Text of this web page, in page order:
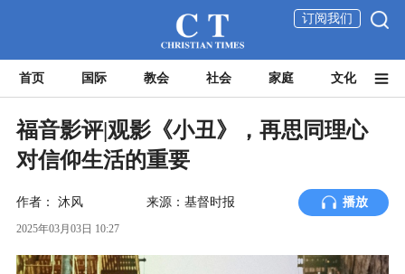
订阅我们
首页 国际 教会 社会 家庭 文化
福音影评|观影《小丑》，再思同理心
对信仰生活的重要
作者： 沐风 来源：基督时报 播放
2025年03月03日 10:27